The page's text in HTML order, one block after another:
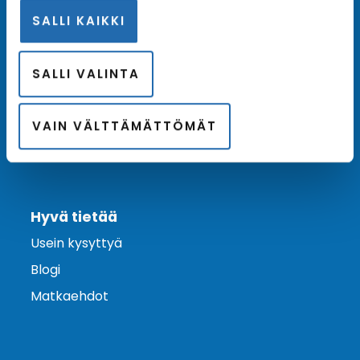
SALLI KAIKKI
SALLI VALINTA
VAIN VÄLTTÄMÄTTÖMÄT
Ota yhteyttä
Asiakaspalvelu
Lähetä tarjouspyyntö
Varaa risteily
Hyvä tietää
Usein kysyttyä
Blogi
Matkaehdot